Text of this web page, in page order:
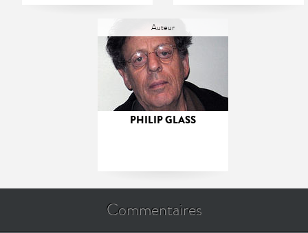
Auteur
PHILIP GLASS
Commentaires